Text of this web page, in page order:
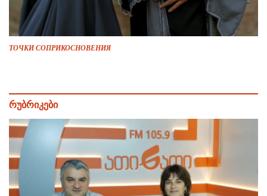
ТОЧКИ СОПРИКОСНОВЕНИЯ
რუბრიკები